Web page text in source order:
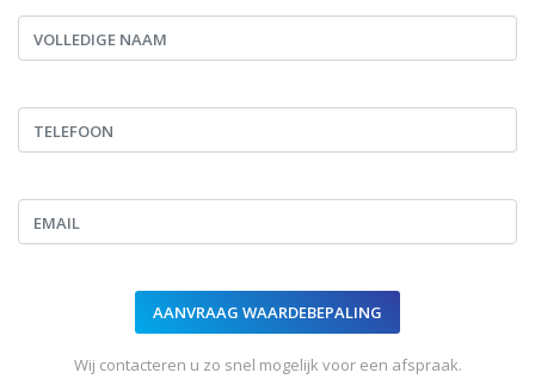
Wij contacteren u zo snel mogelijk voor een afspraak.